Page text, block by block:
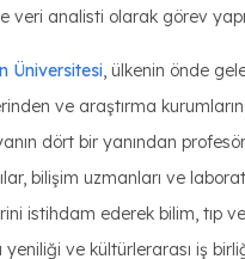
veri analisti olarak görev
Üniversitesi, ülkenin önde
ve araştırma
dört bir yanından
bilişim uzmanları ve
istihdam ederek bilim, tıp
yeniliği ve kültürlerarası iş